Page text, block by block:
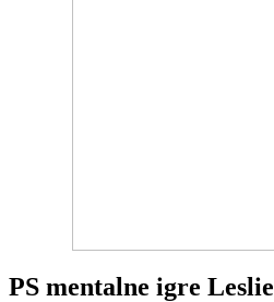
PS mentalne igre Leslie